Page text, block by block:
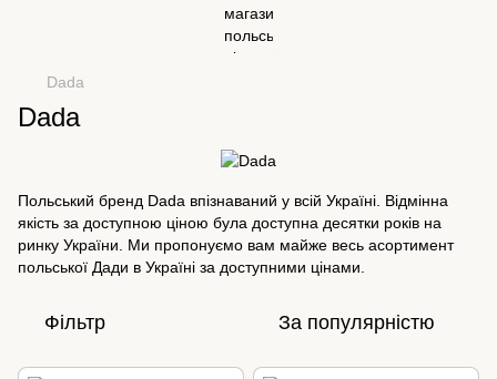
Dada
Dada
Польський бренд Dada впізнаваний у всій Україні. Відмінна
якість за доступною ціною була доступна десятки років на
ринку України. Ми пропонуємо вам майже весь асортимент
польської Дади в Україні за доступними цінами.
Фільтр За популярністю